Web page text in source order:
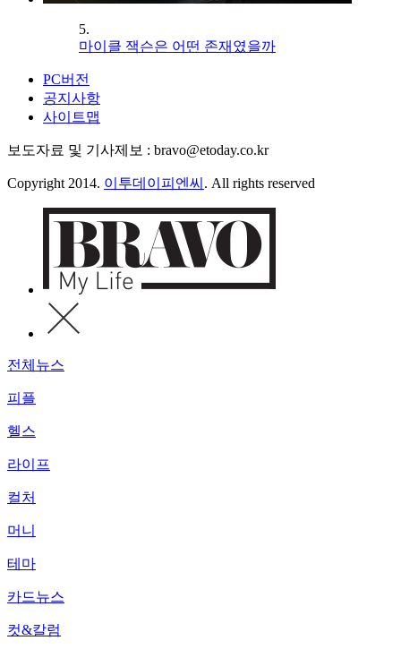
5.
마이클 잭슨은 어떤 존재였을까
PC버전
공지사항
사이트맵
보도자료 및 기사제보 : bravo@etoday.co.kr
Copyright 2014. 이투데이피엔씨 . All rights reserved
전체뉴스
피플
헬스
라이프
컬처
머니
테마
카드뉴스
컷&칼럼